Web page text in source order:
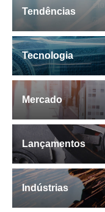
Tendências
Tecnologia
Mercado
Lançamentos
Indústrias